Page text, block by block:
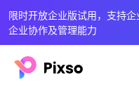
限时开放企业版试用，支持
企业协作及管理能力